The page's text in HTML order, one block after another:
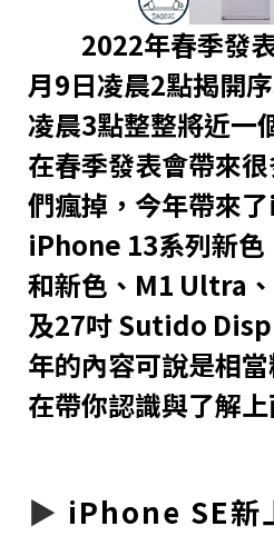
2022年春季發表
月9日凌晨2點揭開
凌晨3點整整將近一
在春季發表會帶來
們瘋掉，今年帶來
iPhone 13系列新
和新色、M1 Ultra
及27吋 Sutido
年的內容可說是相
在帶你認識與了解
▶︎ iPhone SE新